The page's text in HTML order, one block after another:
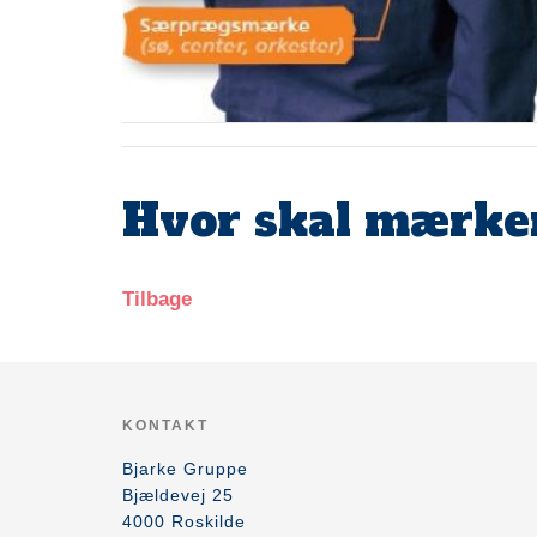
Hvor skal
Tilbage
KONTAKT
Bjarke Gruppe
Bjældevej 25
4000 Roskilde